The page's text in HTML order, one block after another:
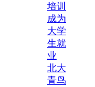
培训
成为
大学
生就
业
北大
青鸟